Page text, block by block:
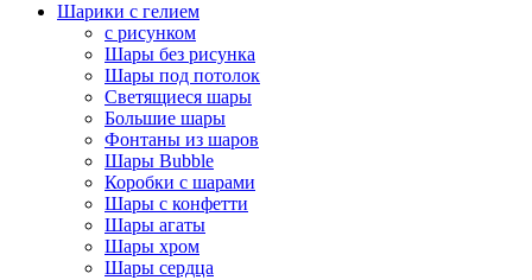
Шарики с гелием
с рисунком
Шары без рисунка
Шары под потолок
Светящиеся шары
Большие шары
Фонтаны из шаров
Шары Bubble
Коробки с шарами
Шары с конфетти
Шары агаты
Шары хром
Шары сердца